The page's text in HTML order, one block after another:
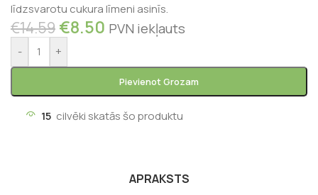
līdzsvarotu cukura līmeni asinīs.
€14.59 €8.50 PVN iekļauts
- +
Pievienot Grozam
15 cilvēki skatās šo produktu
APRAKSTS